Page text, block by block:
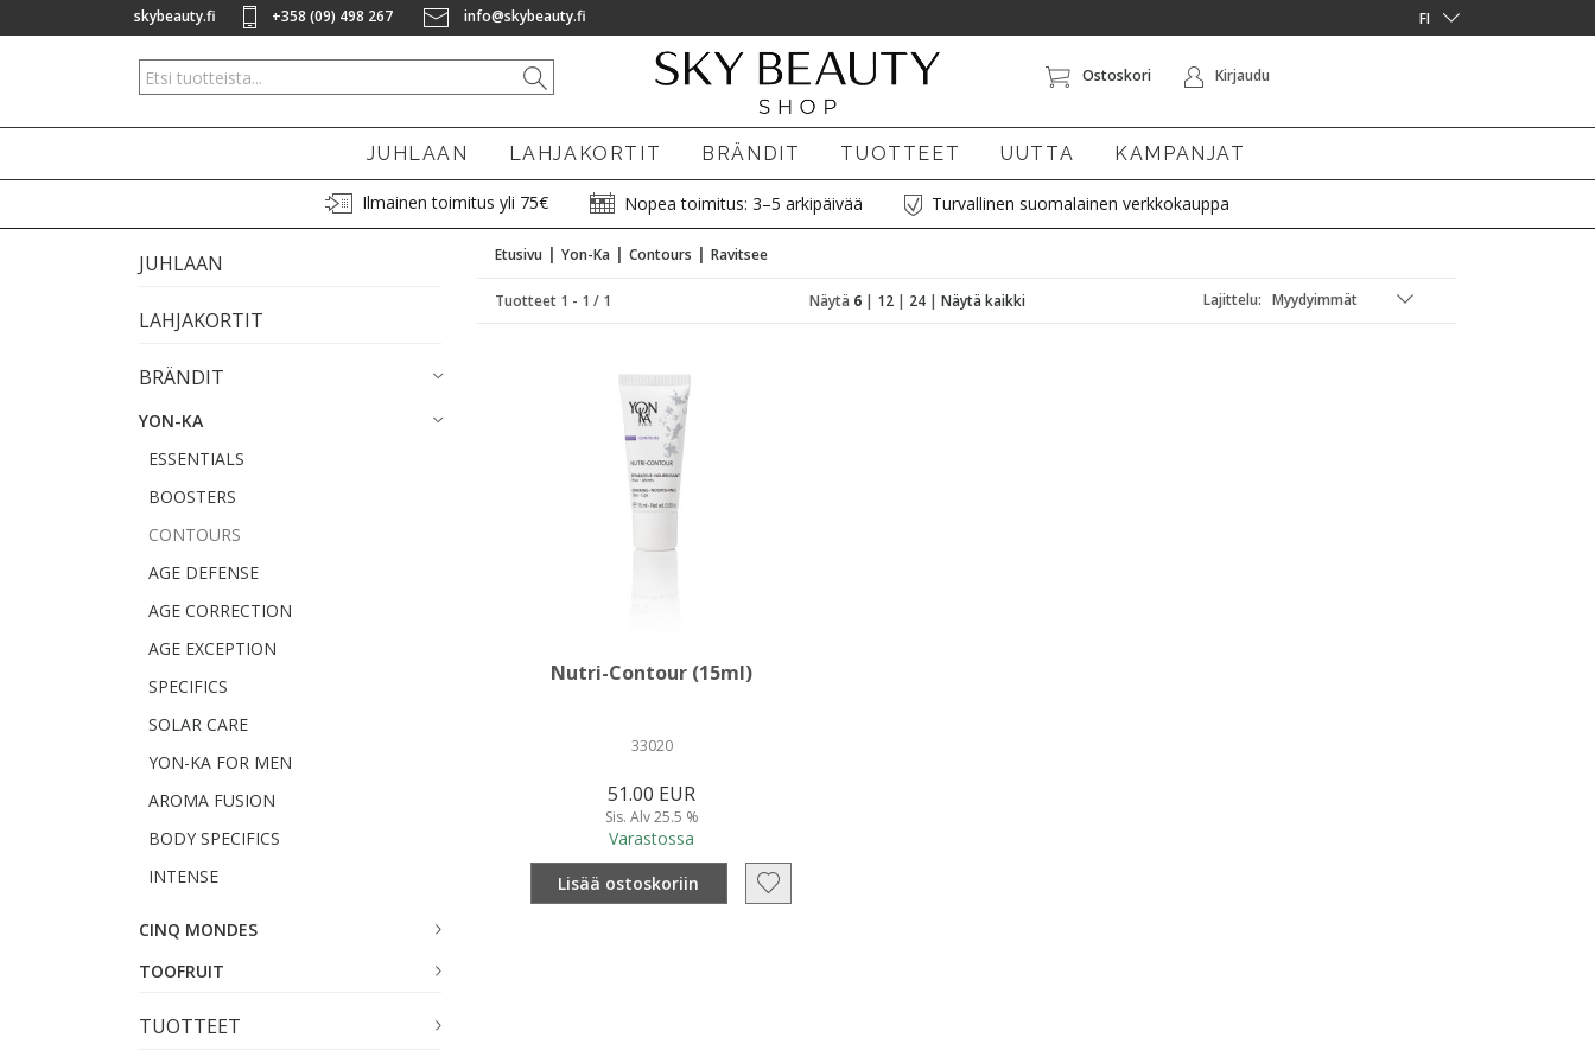
skybeauty.fi +358 (09) 498 267 info@skybeauty.fi
Ostoskori Kirjaudu
JUHLAAN LAHJAKORTIT BRÄNDIT TUOTTEET UUTTA KAMPANJAT
Ilmainen toimitus yli 75€ Nopea toimitus: 3–5 arkipäivää Turvallinen suomalainen verkkokauppa
JUHLAAN
LAHJAKORTIT
BRÄNDIT
YON-KA
ESSENTIALS
BOOSTERS
CONTOURS
AGE DEFENSE
AGE CORRECTION
AGE EXCEPTION
SPECIFICS
SOLAR CARE
YON-KA FOR MEN
AROMA FUSION
BODY SPECIFICS
INTENSE
CINQ MONDES
TOOFRUIT
TUOTTEET
Etusivu | Yon-Ka | Contours | Ravitsee
Tuotteet 1 - 1 / 1 Näytä 6| 12| 24| Näytä kaikki Lajittelu:
Nutri-Contour (15ml)
33020
51.00 EUR
Sis. Alv 25.5 %
Varastossa
Lisää ostoskoriin